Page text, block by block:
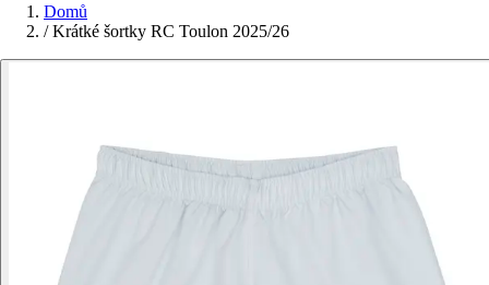
Domů
/ Krátké šortky RC Toulon 2025/26